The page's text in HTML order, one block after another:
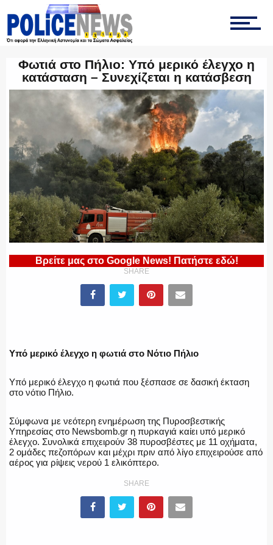
ΤΡΟΧΑΙΑ
ΟΜΑΔΑ “Ζ”
ΕΚΑΜ
ΛΙΜΕΝΙΚΟ
Φωτιά στο Πήλιο: Υπό μερικό έλεγχο η
κατάσταση – Συνεχίζεται η κατάσβεση
Βρείτε μας στο Google News! Πατήστε εδώ!
SHARE
Υπό μερικό έλεγχο η φωτιά στο Νότιο Πήλιο
Υπό μερικό έλεγχο η φωτιά που ξέσπασε σε δασική έκταση
στο νότιο Πήλιο.
Σύμφωνα με νεότερη ενημέρωση της Πυροσβεστικής
Υπηρεσίας στο Newsbomb.gr η πυρκαγιά καίει υπό μερικό
έλεγχο. Συνολικά επιχειρούν 38 πυροσβέστες με 11 οχήματα,
2 ομάδες πεζοπόρων και μέχρι πριν από λίγο επιχειρούσε από
αέρος για ρίψεις νερού 1 ελικόπτερο.
SHARE